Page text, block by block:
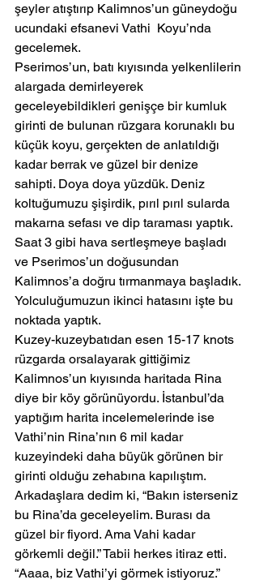
şeyler atıştırıp Kalimnos’un güneydoğu
ucundaki efsanevi Vathi  Koyu’nda
gecelemek.
Pserimos’un, batı kıyısında yelkenlilerin
alargada demirleyerek
geceleyebildikleri genişçe bir kumluk
girinti de bulunan rüzgara korunaklı bu
küçük koyu, gerçekten de anlatıldığı
kadar berrak ve güzel bir denize
sahipti. Doya doya yüzdük. Deniz
koltuğumuzu şişirdik, pırıl pırıl sularda
makarna sefası ve dip taraması yaptık.
Saat 3 gibi hava sertleşmeye başladı
ve Pserimos’un doğusundan
Kalimnos’a doğru tırmanmaya başladık.
Yolculuğumuzun ikinci hatasını işte bu
noktada yaptık.
Kuzey-kuzeybatıdan esen 15-17 knots
rüzgarda orsalayarak gittiğimiz
Kalimnos’un kıyısında haritada Rina
diye bir köy görünüyordu. İstanbul’da
yaptığım harita incelemelerinde ise
Vathi’nin Rina’nın 6 mil kadar
kuzeyindeki daha büyük görünen bir
girinti olduğu zehabına kapılıştım.
Arkadaşlara dedim ki, “Bakın isterseniz
bu Rina’da geceleyelim. Burası da
güzel bir fiyord. Ama Vahi kadar
görkemli değil.” Tabii herkes itiraz etti.
“Aaaa, biz Vathi’yi görmek istiyoruz.”